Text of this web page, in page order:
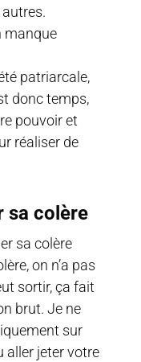
autres.
manque
patriarcale,
donc temps,
pouvoir et
réaliser de
sa colère
sa colère
on n’a pas
sortir, ça fait
brut. Je ne
sur
aller jeter votre